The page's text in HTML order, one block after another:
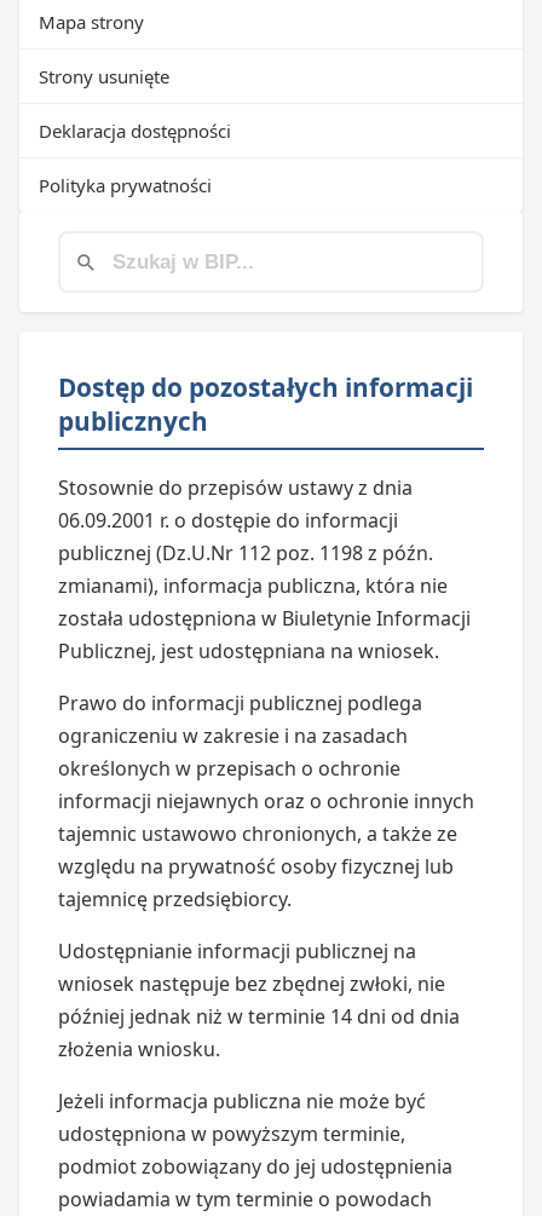
Mapa strony
Strony usunięte
Deklaracja dostępności
Polityka prywatności
Dostęp do pozostałych informacji
publicznych
Stosownie do przepisów ustawy z dnia
06.09.2001 r. o dostępie do informacji
publicznej (Dz.U.Nr 112 poz. 1198 z późn.
zmianami), informacja publiczna, która nie
została udostępniona w Biuletynie Informacji
Publicznej, jest udostępniana na wniosek.
Prawo do informacji publicznej podlega
ograniczeniu w zakresie i na zasadach
określonych w przepisach o ochronie
informacji niejawnych oraz o ochronie innych
tajemnic ustawowo chronionych, a także ze
względu na prywatność osoby fizycznej lub
tajemnicę przedsiębiorcy.
Udostępnianie informacji publicznej na
wniosek następuje bez zbędnej zwłoki, nie
później jednak niż w terminie 14 dni od dnia
złożenia wniosku.
Jeżeli informacja publiczna nie może być
udostępniona w powyższym terminie,
podmiot zobowiązany do jej udostępnienia
powiadamia w tym terminie o powodach